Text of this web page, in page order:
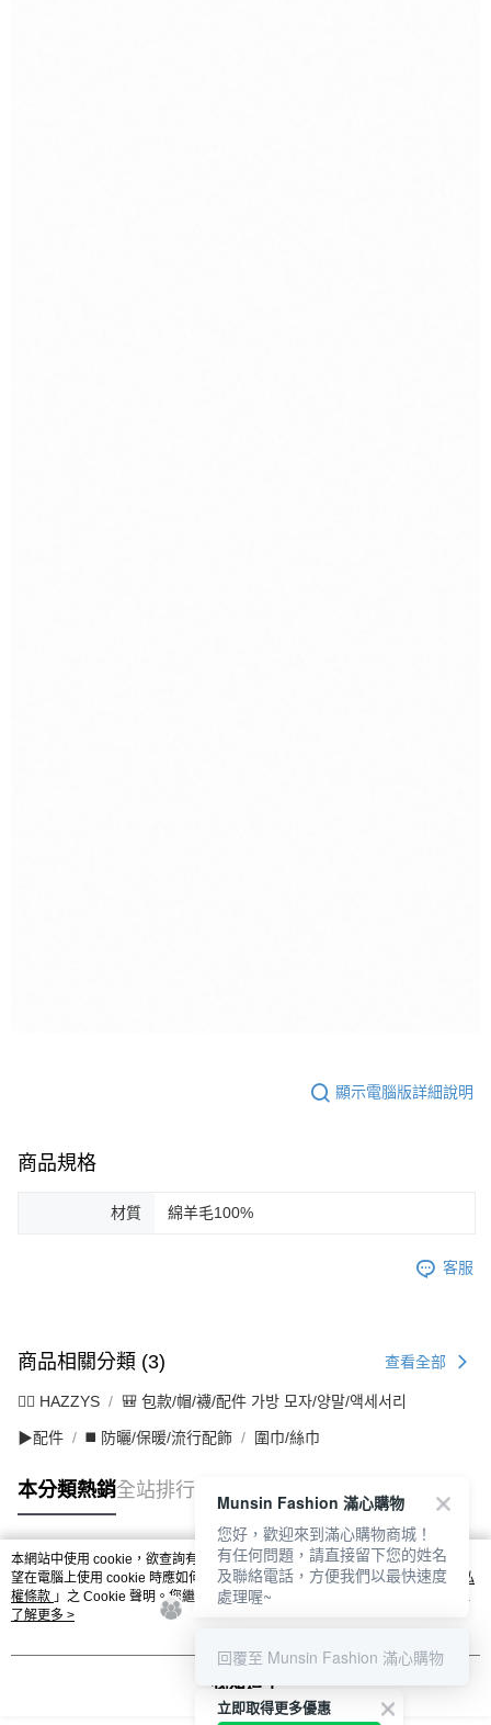
顯示電腦版詳細說明
商品規格
材質 綿羊毛100%
客服
商品相關分類 (3) 查看全部
🐕‍🦺 HAZZYS 🎒 包款/帽/襪/配件 가방 모자/양말/액세서리
▶配件 ◼️ 防曬/保暖/流行配飾 圍巾/絲巾
本分類熱銷全站排行
熱門標籤
本網站中使用 cookie，欲查詢有關本網站使用 cookie 方式之詳情，及若您不希
望在電腦上使用 cookie 時應如何變更電腦的 cookie 設定，請參閱本網站「
隱私
權條款 」之 Cookie 聲明。您繼續使用本網站即表示您同意本公司得按本網站使
用條款之 Cookie 聲明使用 cookie。
了解更多 >
我知道了
立即取得更多優惠
Munsin Fashion 滿心購物
您好，歡迎來到滿心購物商城！
有任何問題，請直接留下您的姓名
及聯絡電話，方便我們以最快速度
處理喔~
回覆至 Munsin Fashion 滿心購物